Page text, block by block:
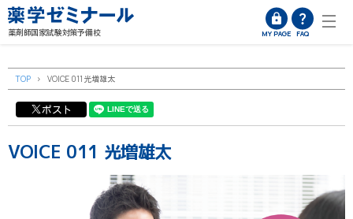
薬剤師国家試験対策予備校 FAQ
MY PAGE
TOP > VOICE 011 光増雄太
ポスト
VOICE 011 光増雄太